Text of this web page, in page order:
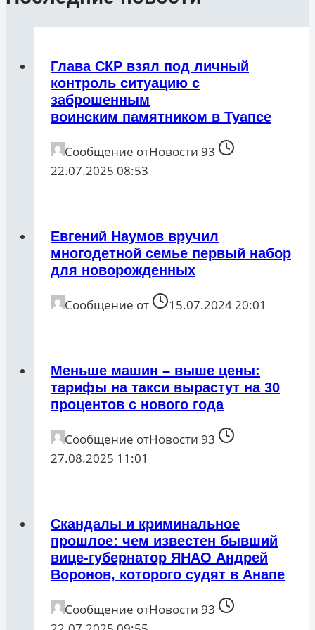
Глава СКР взял под личный
контроль ситуацию с
заброшенным
воинским памятником в Туапсе
Сообщение отНовости 93
22.07.2025 08:53
Евгений Наумов вручил
многодетной семье первый набор
для новорожденных
Сообщение от 15.07.2024 20:01
Меньше машин – выше цены:
тарифы на такси вырастут на 30
процентов с нового года
Сообщение отНовости 93
27.08.2025 11:01
Скандалы и криминальное
прошлое: чем известен бывший
вице-губернатор ЯНАО Андрей
Воронов, которого судят в Анапе
Сообщение отНовости 93